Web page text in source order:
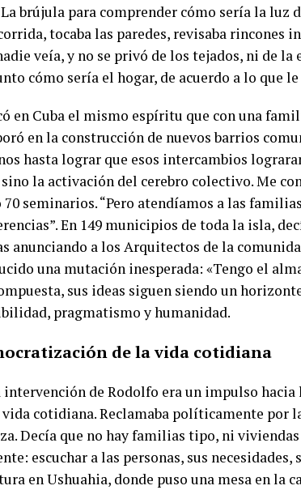
brújula para comprender cómo sería la luz
tocaba las paredes, revisaba rincones
veía, y no se privó de los tejados, ni de
cómo sería el hogar, de acuerdo a lo que
en Cuba el mismo espíritu que con una
en la construcción de nuevos barrios
hasta lograr que esos intercambios
la activación del cerebro colectivo. Me
seminarios. “Pero atendíamos a las
En 149 municipios de toda la isla,
anunciando a los Arquitectos de la
una mutación inesperada: «Tengo el
sus ideas siguen siendo un
pragmatismo y humanidad.
de la vida cotidiana
intervención de Rodolfo era un impulso
vida cotidiana. Reclamaba políticamente por
Decía que no hay familias tipo, ni
escuchar a las personas, sus
en Ushuahia, donde puso una mesa en la